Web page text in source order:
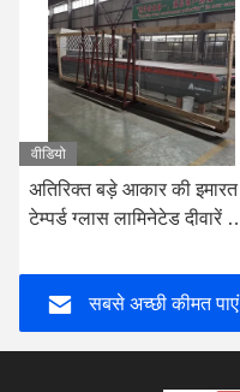
वीडियो
अतिरिक्त बड़े आकार की इमारत
टेम्पर्ड ग्लास लामिनेटेड दीवारें 8
सबसे अच्छी कीमत पाएं